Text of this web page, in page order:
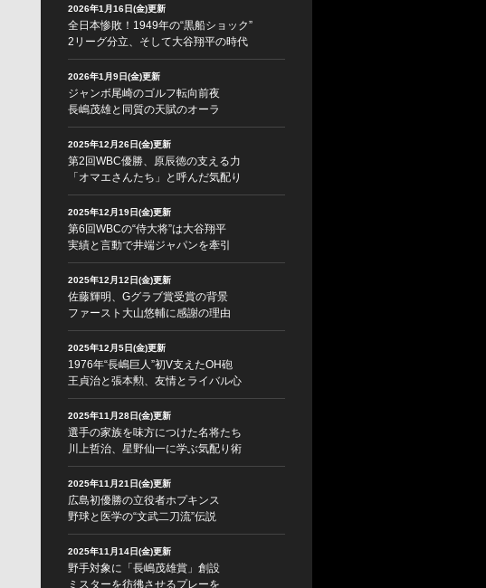
2026年1月16日(金)更新
全日本惨敗！1949年の“黒船ショック”
2リーグ分立、そして大谷翔平の時代
2026年1月9日(金)更新
ジャンボ尾崎のゴルフ転向前夜
長嶋茂雄と同質の天賦のオーラ
2025年12月26日(金)更新
第2回WBC優勝、原辰徳の支える力
「オマエさんたち」と呼んだ気配り
2025年12月19日(金)更新
第6回WBCの“侍大将”は大谷翔平
実績と言動で井端ジャパンを牽引
2025年12月12日(金)更新
佐藤輝明、Gグラブ賞受賞の背景
ファースト大山悠輔に感謝の理由
2025年12月5日(金)更新
1976年“長嶋巨人”初V支えたOH砲
王貞治と張本勲、友情とライバル心
2025年11月28日(金)更新
選手の家族を味方につけた名将たち
川上哲治、星野仙一に学ぶ気配り術
2025年11月21日(金)更新
広島初優勝の立役者ホプキンス
野球と医学の“文武二刀流”伝説
2025年11月14日(金)更新
野手対象に「長嶋茂雄賞」創設
ミスターを彷彿させるプレーを